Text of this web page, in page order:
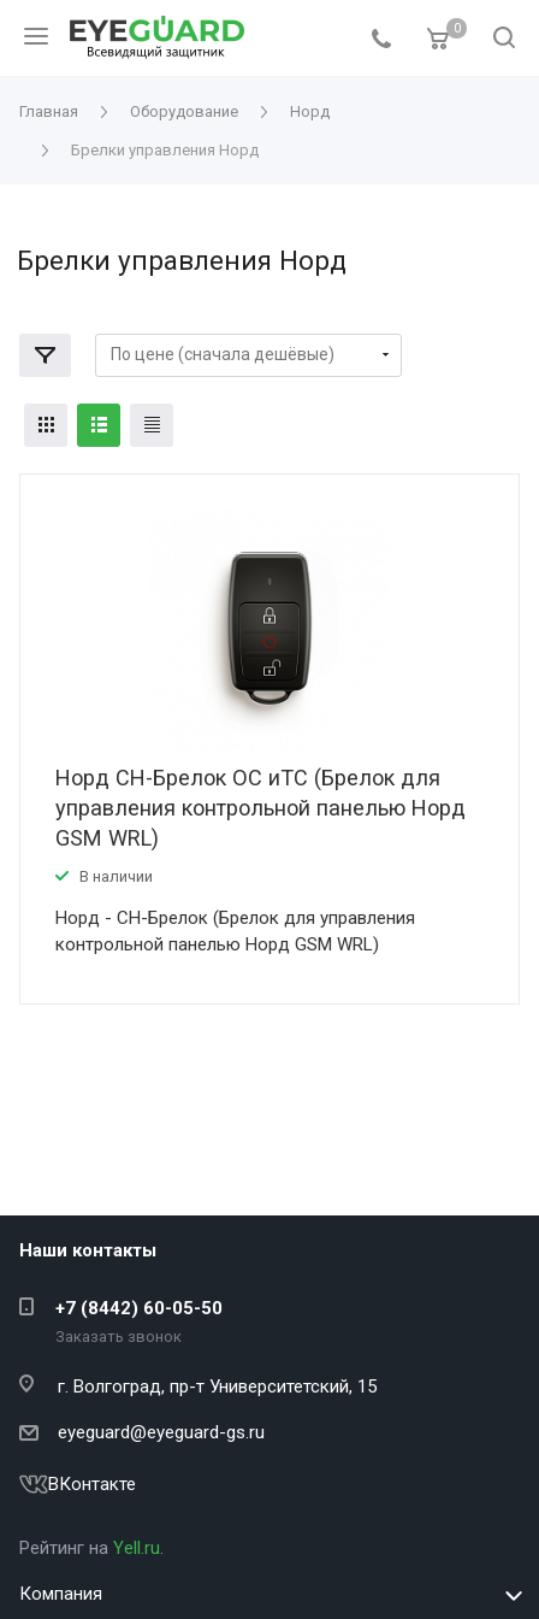
0
Главная Оборудование Норд
Брелки управления Норд
Брелки управления Норд
Норд СН-Брелок ОС иТС (Брелок для
управления контрольной панелью Норд
GSM WRL)
В наличии
Норд - СН-Брелок (Брелок для управления
контрольной панелью Норд GSM WRL)
Наши контакты
+7 (8442) 60-05-50
Заказать звонок
г. Волгоград, пр-т Университетский, 15
eyeguard@eyeguard-gs.ru
ВКонтакте
Рейтинг на Yell.ru.
Компания